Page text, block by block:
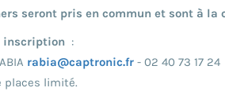
seront pris en commun et sont à
inscription :
rabia@captronic.fr - 02 40 73 17 24
places limité.